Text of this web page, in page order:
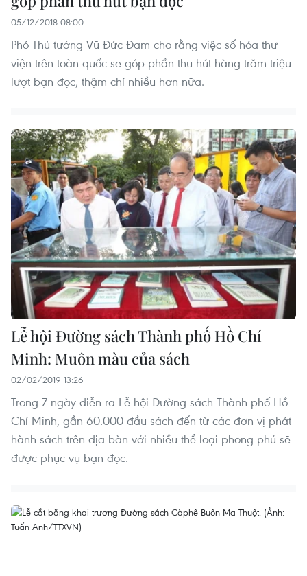
05/12/2018 08:00
Phó Thủ tướng Vũ Đức Đam cho rằng việc số hóa thư
viện trên toàn quốc sẽ góp phần thu hút hàng trăm triệu
lượt bạn đọc, thậm chí nhiều hơn nữa.
Lễ hội Đường sách Thành phố Hồ Chí
Minh: Muôn màu của sách
02/02/2019 13:26
Trong 7 ngày diễn ra Lễ hội Đường sách Thành phố Hồ
Chí Minh, gần 60.000 đầu sách đến từ các đơn vị phát
hành sách trên địa bàn với nhiều thể loại phong phú sẽ
được phục vụ bạn đọc.